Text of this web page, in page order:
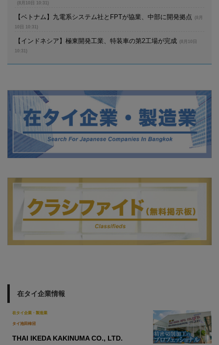
(8月10日 10:31)
【ベトナム】九電系システム社とFPTが協業、中部に開発拠点
(8月
10日 10:31)
【インドネシア】極東開発工業、特装車の第2工場が完成
(8月10日
10:31)
在タイ企業情報
在タイ企業・製造業
タイ池田柿沼
THAI IKEDA KAKINUMA CO., LTD.